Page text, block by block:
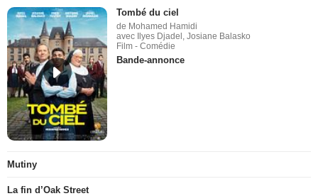
Tombé du ciel
de Mohamed Hamidi
avec Ilyes Djadel, Josiane Balasko
Film - Comédie
Bande-annonce
Mutiny
La fin d’Oak Street